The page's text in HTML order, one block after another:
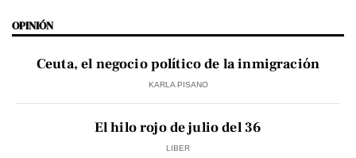
OPINIÓN
Ceuta, el negocio político de la inmigración
KARLA PISANO
El hilo rojo de julio del 36
LIBER